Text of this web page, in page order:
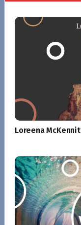
Loreena